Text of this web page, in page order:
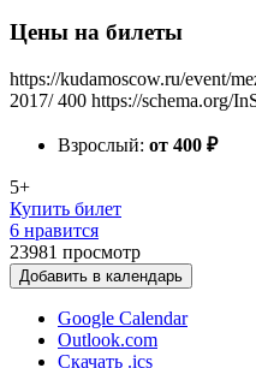
Цены на билеты
https://kudamoscow.ru/event/
2017/ 400 https://schema.org/
Взрослый: от 400 ₽
5+
Купить билет
6 нравится
23981 просмотр
Добавить в календарь
Google Calendar
Outlook.com
Скачать .ics